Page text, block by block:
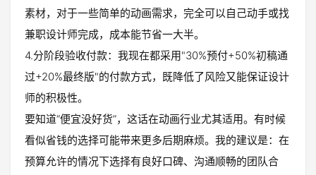
素材，对于一些简单的动画需求，完全可以自己动手或找
兼职设计师完成，成本能节省一大半。
4.分阶段验收付款：我现在都采用"30%预付+50%初稿通
过+20%最终版"的付款方式，既降低了风险又能保证设计
师的积极性。
要知道“便宜没好货”，这话在动画行业尤其适用。有时候
看似省钱的选择可能带来更多后期麻烦。我的建议是：在
预算允许的情况下选择有良好口碑、沟通顺畅的团队合